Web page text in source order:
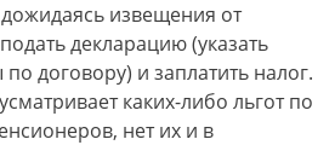
извещения от
декларацию (указать
договору) и заплатить налог.
каких-либо льгот по
нет их и в